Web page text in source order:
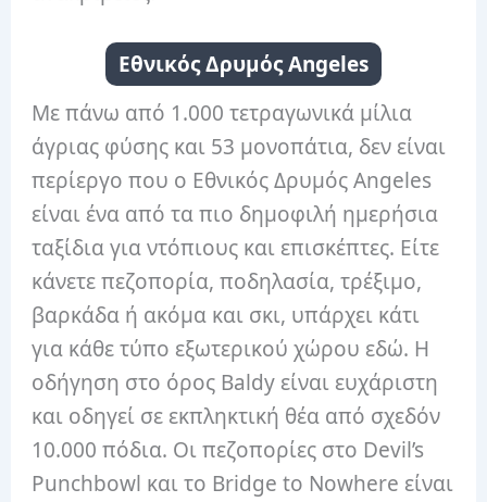
Εθνικός Δρυμός Angeles
Με πάνω από 1.000 τετραγωνικά μίλια
άγριας φύσης και 53 μονοπάτια, δεν είναι
περίεργο που ο Εθνικός Δρυμός Angeles
είναι ένα από τα πιο δημοφιλή ημερήσια
ταξίδια για ντόπιους και επισκέπτες. Είτε
κάνετε πεζοπορία, ποδηλασία, τρέξιμο,
βαρκάδα ή ακόμα και σκι, υπάρχει κάτι
για κάθε τύπο εξωτερικού χώρου εδώ. Η
οδήγηση στο όρος Baldy είναι ευχάριστη
και οδηγεί σε εκπληκτική θέα από σχεδόν
10.000 πόδια. Οι πεζοπορίες στο Devil’s
Punchbowl και το Bridge to Nowhere είναι